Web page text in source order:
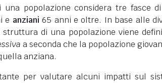
popolazione considera tre fasce
e anziani 65 anni e oltre. In base alle
di una popolazione viene
a seconda che la popolazione
anziana.
per valutare alcuni impatti sul